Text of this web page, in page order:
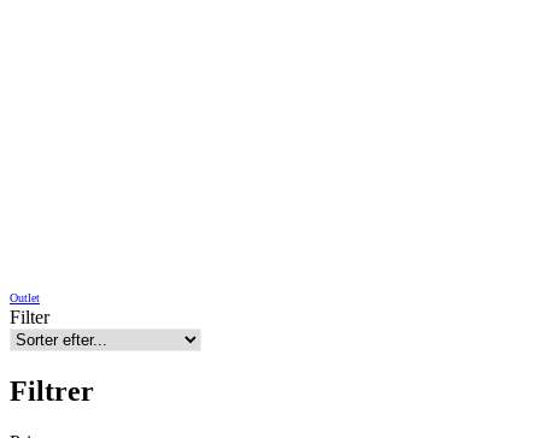
Outlet
Filter
Filtrer